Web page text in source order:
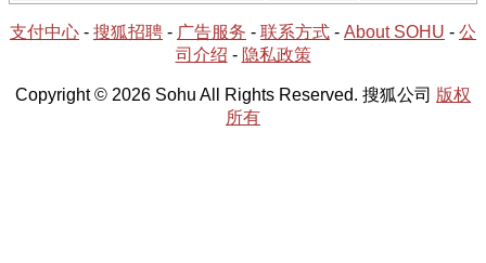
支付中心 - 搜狐招聘 - 广告服务 - 联系方式 - About SOHU - 公
司介绍 - 隐私政策
Copyright © 2026 Sohu All Rights Reserved. 搜狐公司 版权
所有